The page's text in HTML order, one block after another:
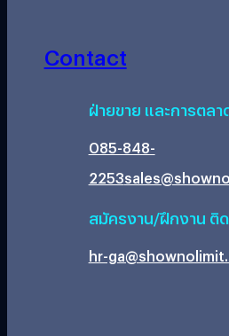
Contact
ฝ่ายขาย และการตลา
085-848-
2253
สมัครงาน/ฝึกงาน ติ
hr-